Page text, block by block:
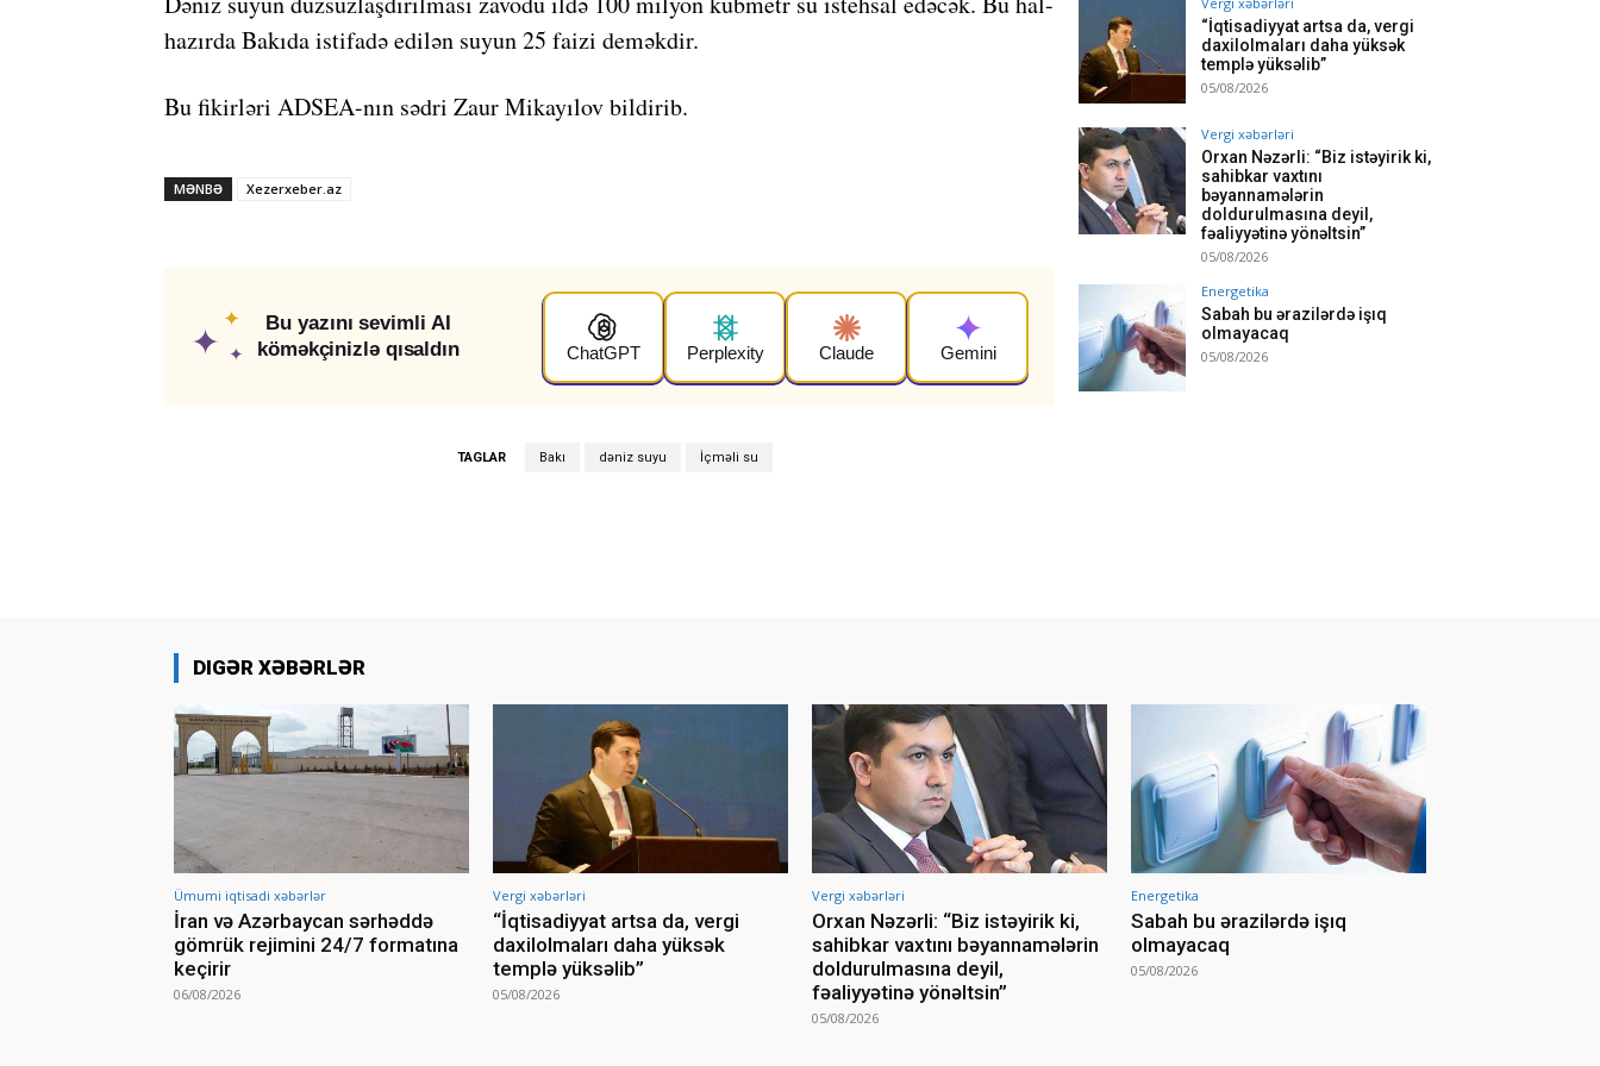
hazırda Bakıda istifadə edilən suyun 25 faizi deməkdir.
Bu fikirləri ADSEA-nın sədri Zaur Mikayılov bildirib.
MƏNBƏ Xezerxeber.az
✦
✦
✦
Bu yazını sevimli AI
köməkçinizlə qısaldın
ChatGPT Perplexity Claude Gemini
TAGLAR Bakı dəniz suyu İçməli su
“İqtisadiyyat artsa da, vergi
daxilolmaları daha yüksək
templə yüksəlib”
05/08/2026
Vergi xəbərləri
Orxan Nəzərli: “Biz istəyirik ki,
sahibkar vaxtını
bəyannamələrin
doldurulmasına deyil,
fəaliyyətinə yönəltsin”
05/08/2026
Energetika
Sabah bu ərazilərdə işıq
olmayacaq
05/08/2026
DIGƏR XƏBƏRLƏR
Ümumi iqtisadi xəbərlər
İran və Azərbaycan sərhəddə
gömrük rejimini 24/7 formatına
keçirir
06/08/2026
Vergi xəbərləri
“İqtisadiyyat artsa da, vergi
daxilolmaları daha yüksək
templə yüksəlib”
05/08/2026
Vergi xəbərləri
Orxan Nəzərli: “Biz istəyirik ki,
sahibkar vaxtını bəyannamələrin
doldurulmasına deyil,
fəaliyyətinə yönəltsin”
05/08/2026
Energetika
Sabah bu ərazilərdə işıq
olmayacaq
05/08/2026